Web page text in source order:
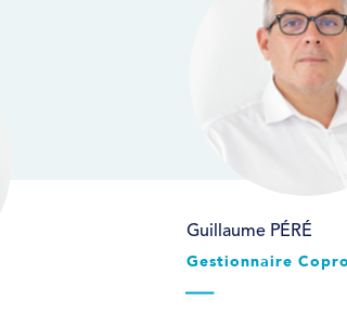
Guillaume PÉRÉ
Gestionnaire